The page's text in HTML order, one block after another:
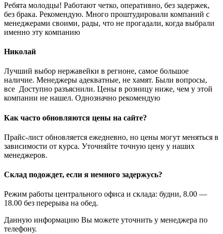
Ребята молодцы! Работают четко, оперативно, без задержек,
без брака. Рекомендую. Много проштудировали компаний с
менеджерами своими, рады, что не прогадали, когда выбрали
именно эту компанию
Николай
Лучший выбор нержавейки в регионе, самое большое
наличие. Менеджеры адекватные, не хамят. Были вопросы,
все Доступно разъяснили. Цены в розницу ниже, чем у этой
компании не нашел. Однозначно рекомендую
Как часто обновляются цены на сайте?
Прайс-лист обновляется ежедневно, но цены могут меняться в
зависимости от курса. Уточняйте точную цену у наших
менеджеров.
Склад подождет, если я немного задержусь?
Режим работы центрального офиса и склада: будни, 8.00 —
18.00 без перерыва на обед.
Данную информацию Вы можете уточнить у менеджера по
телефону.